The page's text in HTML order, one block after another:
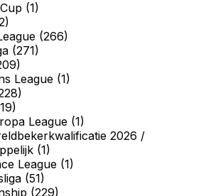
(1)
(266)
(271)
League (1)
League (1)
2026 /
(1)
League (1)
(51)
(229)